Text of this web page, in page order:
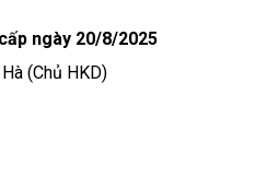
ngày 20/8/2025
(Chủ HKD)